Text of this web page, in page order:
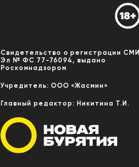
Свидетельство о регистрации СМИ
Эл № ФС 77-76094, выдано
Роскомнадзором
Учредитель: ООО «Жасмин»
Главный редактор: Никитина Т.И.